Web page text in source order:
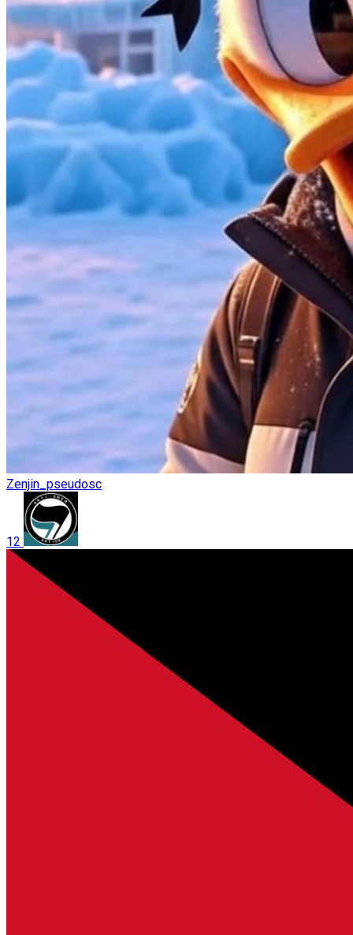
Zenjin_pseudosc
12